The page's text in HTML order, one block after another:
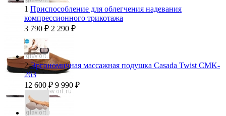
1 Приспособление для облегчения надевания
компрессионного трикотажа
3 790 ₽ 2 290 ₽
2 Эргономичная массажная подушка Casada Twist CMK-
263
12 600 ₽ 9 990 ₽